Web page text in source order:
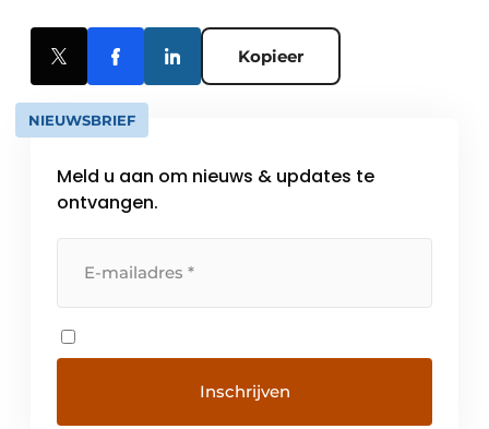
Kopieer
NIEUWSBRIEF
Meld u aan om nieuws & updates te
ontvangen.